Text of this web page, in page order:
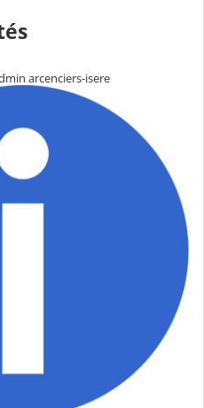
arcenciers-isere